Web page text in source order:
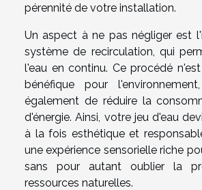
pérennité de votre installation.
Un aspect à ne pas négliger est
système de recirculation, qui
l'eau en continu. Ce procédé
bénéfique pour
également de réduire la
d'énergie. Ainsi, votre jeu d'eau
à la fois esthétique et
uneexpérience sensorielleriche
sans pour autant oublier la
ressources naturelles.